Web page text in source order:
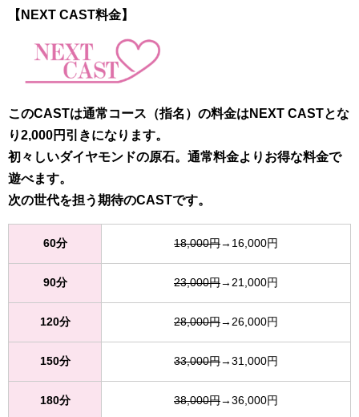
【NEXT CAST料金】
このCASTは通常コース（指名）の料金はNEXT CASTとな
り2,000円引きになります。
初々しいダイヤモンドの原石。通常料金よりお得な料金で
遊べます。
次の世代を担う期待のCASTです。
60分 18,000円→16,000円
90分 23,000円→21,000円
120分 28,000円→26,000円
150分 33,000円→31,000円
180分 38,000円→36,000円